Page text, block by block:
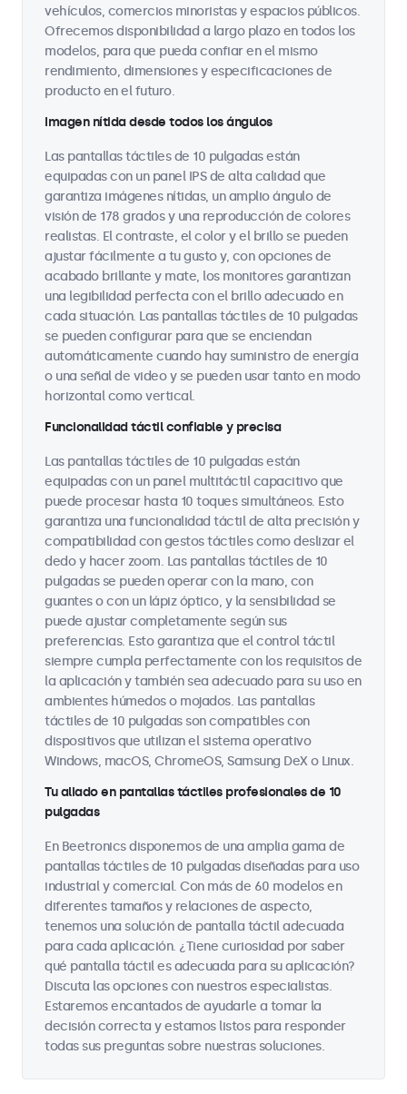
vehículos, comercios minoristas y espacios públicos.
Ofrecemos disponibilidad a largo plazo en todos los
modelos, para que pueda confiar en el mismo
rendimiento, dimensiones y especificaciones de
producto en el futuro.
Imagen nítida desde todos los ángulos
Las pantallas táctiles de 10 pulgadas están
equipadas con un panel IPS de alta calidad que
garantiza imágenes nítidas, un amplio ángulo de
visión de 178 grados y una reproducción de colores
realistas. El contraste, el color y el brillo se pueden
ajustar fácilmente a tu gusto y, con opciones de
acabado brillante y mate, los monitores garantizan
una legibilidad perfecta con el brillo adecuado en
cada situación. Las pantallas táctiles de 10 pulgadas
se pueden configurar para que se enciendan
automáticamente cuando hay suministro de energía
o una señal de video y se pueden usar tanto en modo
horizontal como vertical.
Funcionalidad táctil confiable y precisa
Las pantallas táctiles de 10 pulgadas están
equipadas con un panel multitáctil capacitivo que
puede procesar hasta 10 toques simultáneos. Esto
garantiza una funcionalidad táctil de alta precisión y
compatibilidad con gestos táctiles como deslizar el
dedo y hacer zoom. Las pantallas táctiles de 10
pulgadas se pueden operar con la mano, con
guantes o con un lápiz óptico, y la sensibilidad se
puede ajustar completamente según sus
preferencias. Esto garantiza que el control táctil
siempre cumpla perfectamente con los requisitos de
la aplicación y también sea adecuado para su uso en
ambientes húmedos o mojados. Las pantallas
táctiles de 10 pulgadas son compatibles con
dispositivos que utilizan el sistema operativo
Windows, macOS, ChromeOS, Samsung DeX o Linux.
Tu aliado en pantallas táctiles profesionales de 10
pulgadas
En Beetronics disponemos de una amplia gama de
pantallas táctiles de 10 pulgadas diseñadas para uso
industrial y comercial. Con más de 60 modelos en
diferentes tamaños y relaciones de aspecto,
tenemos una solución de pantalla táctil adecuada
para cada aplicación. ¿Tiene curiosidad por saber
qué pantalla táctil es adecuada para su aplicación?
Discuta las opciones con nuestros especialistas.
Estaremos encantados de ayudarle a tomar la
decisión correcta y estamos listos para responder
todas sus preguntas sobre nuestras soluciones.